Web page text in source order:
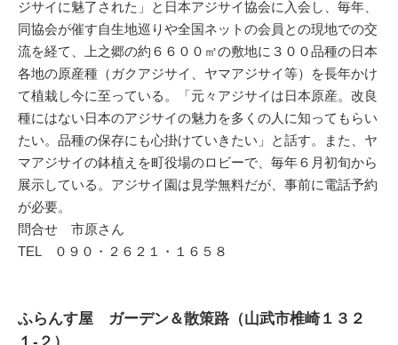
ジサイに魅了された」と日本アジサイ協会に入会し、毎年、
同協会が催す自生地巡りや全国ネットの会員との現地での交
流を経て、上之郷の約６６００㎡の敷地に３００品種の日本
各地の原産種（ガクアジサイ、ヤマアジサイ等）を長年かけ
て植栽し今に至っている。「元々アジサイは日本原産。改良
種にはない日本のアジサイの魅力を多くの人に知ってもらい
たい。品種の保存にも心掛けていきたい」と話す。また、ヤ
マアジサイの鉢植えを町役場のロビーで、毎年６月初旬から
展示している。アジサイ園は見学無料だが、事前に電話予約
が必要。
問合せ 市原さん
TEL ０９０・２６２１・１６５８
ふらんす屋 ガーデン＆散策路 （山武市椎崎１３２